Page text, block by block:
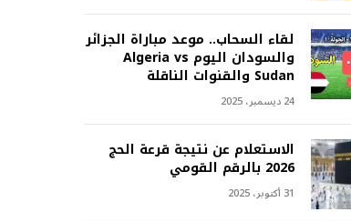
لقاء السحاب.. موعد مباراة الجزائر
والسودان اليوم Algeria vs
Sudan والقنوات الناقلة
24 ديسمبر، 2025
الاستعلام عن نتيجة قرعة الحج
2026 بالرقم القومي
31 أكتوبر، 2025